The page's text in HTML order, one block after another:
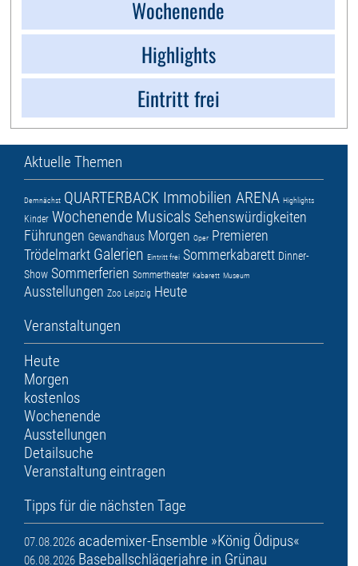
Wochenende
Highlights
Eintritt frei
Aktuelle Themen
Demnächst QUARTERBACK Immobilien ARENA Highlights
Kinder Wochenende Musicals Sehenswürdigkeiten
Führungen Gewandhaus Morgen Oper Premieren
Trödelmarkt Galerien Eintritt frei Sommerkabarett Dinner-
Show Sommerferien Sommertheater Kabarett Museum
Ausstellungen Zoo Leipzig Heute
Veranstaltungen
Heute
Morgen
kostenlos
Wochenende
Ausstellungen
Detailsuche
Veranstaltung eintragen
Tipps für die nächsten Tage
07.08.2026 academixer-Ensemble »König Ödipus«
06.08.2026 Baseballschlägerjahre in Grünau